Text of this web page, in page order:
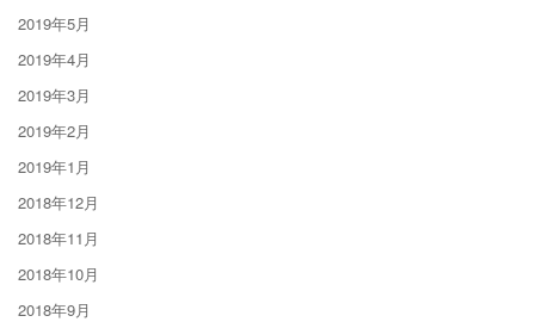
2019年5月
2019年4月
2019年3月
2019年2月
2019年1月
2018年12月
2018年11月
2018年10月
2018年9月